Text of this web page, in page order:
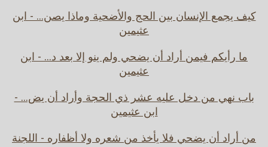
كيف يجمع الإنسان بين الحج والأضحية وماذا يصن... - ابن
عثيمين
ما رأيكم فيمن أراد أن يضحي ولم ينو إلا بعد د... - ابن
عثيمين
باب نهي من دخل عليه عشر ذي الحجة وأراد أن يض... -
ابن عثيمين
من أراد أن يضحي فلا يأخذ من شعره ولا أظفاره - اللجنة